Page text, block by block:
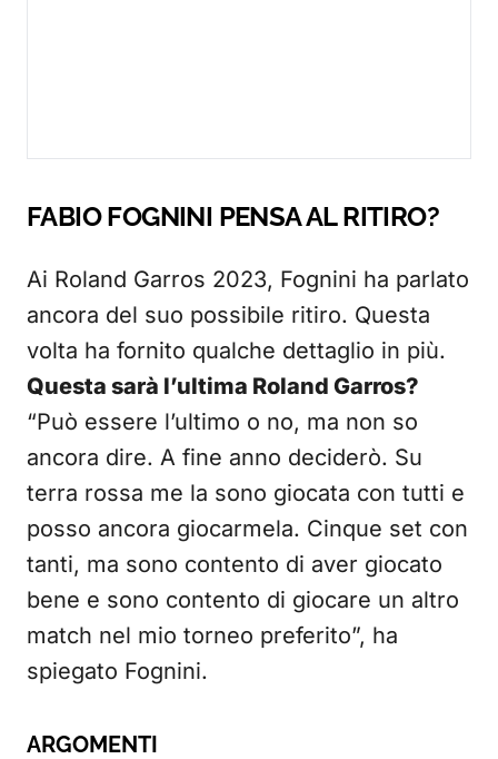
FABIO FOGNINI PENSA AL RITIRO?
Ai Roland Garros 2023, Fognini ha parlato
ancora del suo possibile ritiro. Questa
volta ha fornito qualche dettaglio in più.
Questa sarà l’ultima Roland Garros?
“Può essere l’ultimo o no, ma non so
ancora dire. A fine anno deciderò. Su
terra rossa me la sono giocata con tutti e
posso ancora giocarmela. Cinque set con
tanti, ma sono contento di aver giocato
bene e sono contento di giocare un altro
match nel mio torneo preferito”, ha
spiegato Fognini.
ARGOMENTI